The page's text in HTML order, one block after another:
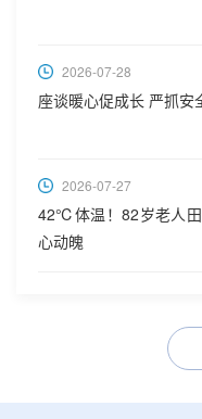
2026-07-28
座谈暖心促成长 严抓安
2026-07-27
42℃体温！82岁老人田
心动魄